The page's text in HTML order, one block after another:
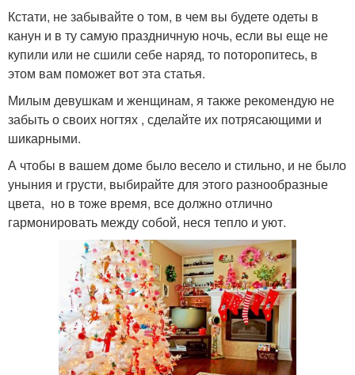
Кстати, не забывайте о том, в чем вы будете одеты в
канун и в ту самую праздничную ночь, если вы еще не
купили или не сшили себе наряд, то поторопитесь, в
этом вам поможет вот эта статья.
Милым девушкам и женщинам, я также рекомендую не
забыть о своих ногтях , сделайте их потрясающими и
шикарными.
А чтобы в вашем доме было весело и стильно, и не было
уныния и грусти, выбирайте для этого разнообразные
цвета, но в тоже время, все должно отлично
гармонировать между собой, неся тепло и уют.